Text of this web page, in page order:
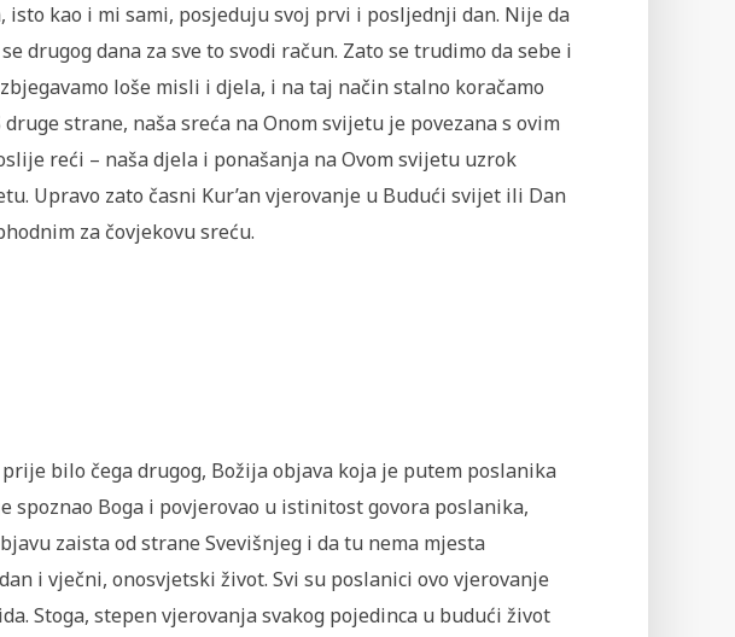
kao i mi sami, posjeduju svoj prvi i posljednji dan. Nije da
drugog dana za sve to svodi račun. Zato se trudimo da sebe i
loše misli i djela, i na taj način stalno koračamo
strane, naša sreća na Onom svijetu je povezana s ovim
reći – naša djela i ponašanja na Ovom svijetu uzrok
Upravo zato časni Kur’an vjerovanje u Budući svijet ili Dan
za čovjekovu sreću.
bilo čega drugog, Božija objava koja je putem poslanika
spoznao Boga i povjerovao u istinitost govora poslanika,
zaista od strane Svevišnjeg i da tu nema mjesta
i vječni, onosvjetski život. Svi su poslanici ovo vjerovanje
Stoga, stepen vjerovanja svakog pojedinca u budući život